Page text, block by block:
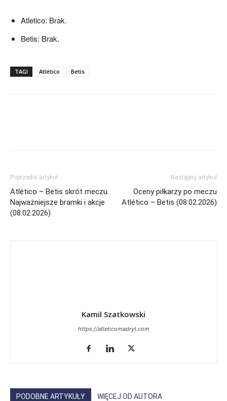
Atletico: Brak.
Betis: Brak.
TAGI Atlético Betis
Poprzedni artykuł
Atlético – Betis skrót meczu.
Najważniejsze bramki i akcje
(08.02.2026)
Następny artykuł
Oceny piłkarzy po meczu
Atlético – Betis (08.02.2026)
Kamil Szatkowski
https://atleticomadryt.com
PODOBNE ARTYKUŁY WIĘCEJ OD AUTORA